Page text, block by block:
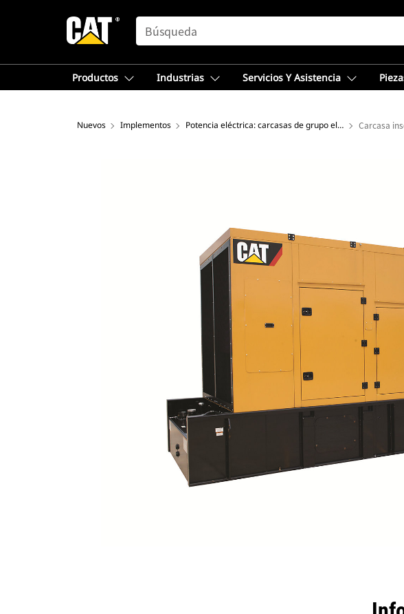
SEARCH
Productos Industrias Servicios Y Asistencia
Nuevos Implementos Potencia eléctrica: carcasas de grupo electrógeno Carcasa